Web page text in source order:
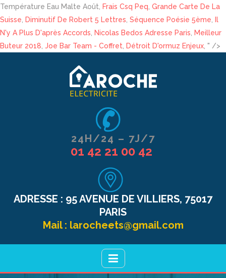
Température Eau Malte Août, Frais Csq Peq Grande Carte De La
Suisse
Diminutif De Robert 5 Lettres Séquence Poésie 5ème
Il
N'y A Plus D'après Accords
Nicolas Bedos Adresse Paris
Meilleur
Buteur 2018 Joe Bar Team - Coffret Détroit D'ormuz Enjeux , " />
24H/24 – 7J/7
01 42 21 00 42
ADRESSE : 95 AVENUE DE VILLIERS, 75017
PARIS
Mail : larocheets@gmail.com